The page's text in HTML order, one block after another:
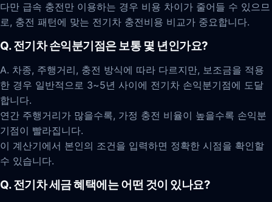
다만 급속 충전만 이용하는 경우 비용 차이가 줄어들 수 있으므
로, 충전 패턴에 맞는 전기차 충전비용 비교가 중요합니다.
Q. 전기차 손익분기점은 보통 몇 년인가요?
A. 차종, 주행거리, 충전 방식에 따라 다르지만, 보조금을 적용
한 경우 일반적으로 3~5년 사이에 전기차 손익분기점에 도달
합니다.
연간 주행거리가 많을수록, 가정 충전 비율이 높을수록 손익분
기점이 빨라집니다.
이 계산기에서 본인의 조건을 입력하면 정확한 시점을 확인할
수 있습니다.
Q. 전기차 세금 혜택에는 어떤 것이 있나요?